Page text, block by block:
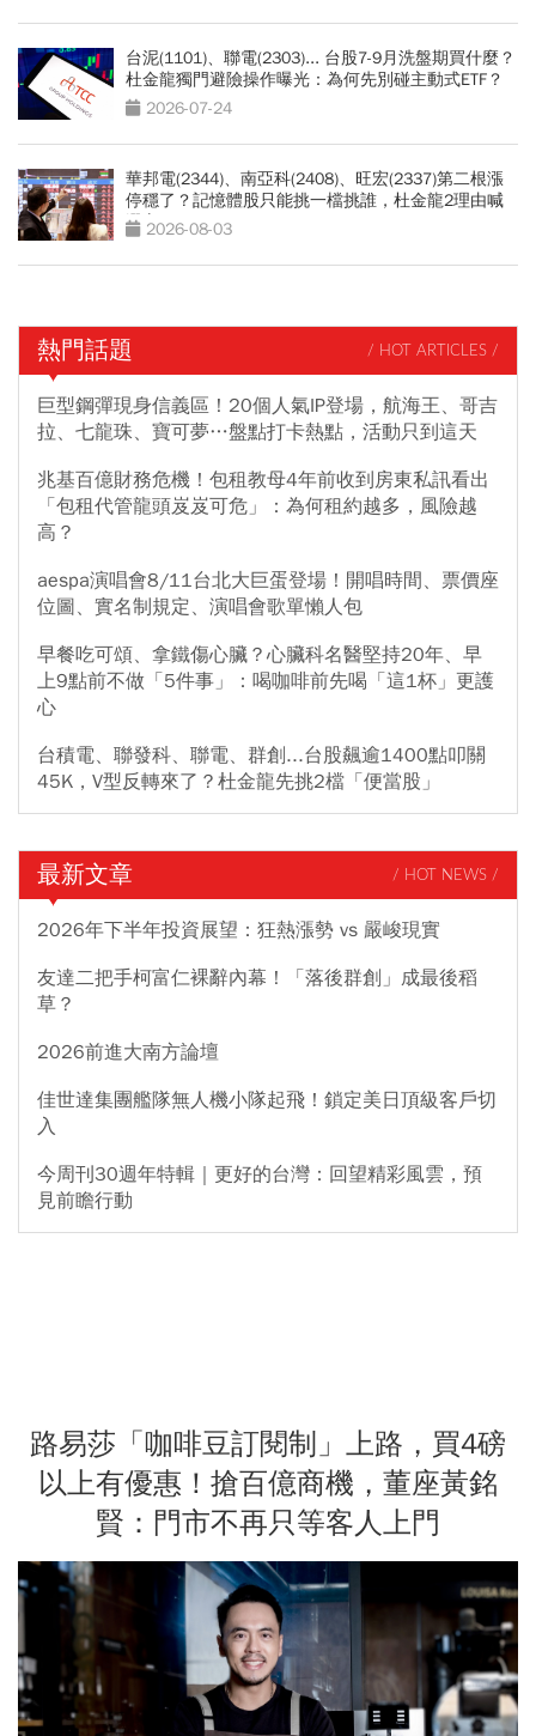
台泥(1101)、聯電(2303)... 台股7-9月洗盤期買什麼？
杜金龍獨門避險操作曝光：為何先別碰主動式ETF？
2026-07-24
華邦電(2344)、南亞科(2408)、旺宏(2337)第二根漲
停穩了？記憶體股只能挑一檔挑誰，杜金龍2理由喊
選它2026-08-03
熱門話題 / HOT ARTICLES /
巨型鋼彈現身信義區！20個人氣IP登場，航海王、哥吉
拉、七龍珠、寶可夢…盤點打卡熱點，活動只到這天
兆基百億財務危機！包租教母4年前收到房東私訊看出
「包租代管龍頭岌岌可危」：為何租約越多，風險越
高？
aespa演唱會8/11台北大巨蛋登場！開唱時間、票價座
位圖、實名制規定、演唱會歌單懶人包
早餐吃可頌、拿鐵傷心臟？心臟科名醫堅持20年、早
上9點前不做「5件事」：喝咖啡前先喝「這1杯」更護
心
台積電、聯發科、聯電、群創...台股飆逾1400點叩關
45K，V型反轉來了？杜金龍先挑2檔「便當股」
最新文章 / HOT NEWS /
2026年下半年投資展望：狂熱漲勢 vs 嚴峻現實
友達二把手柯富仁裸辭內幕！「落後群創」成最後稻
草？
2026前進大南方論壇
佳世達集團艦隊無人機小隊起飛！鎖定美日頂級客戶切
入
今周刊30週年特輯｜更好的台灣：回望精彩風雲，預
見前瞻行動
路易莎「咖啡豆訂閱制」上路，買4磅
以上有優惠！搶百億商機，董座黃銘
賢：門市不再只等客人上門